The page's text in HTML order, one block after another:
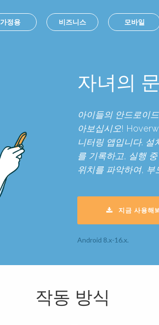
가정용 비즈니스 모바일
자녀의
아이들의 안드로이
아보십시오!
니터링 앱입니다.
를 기록하고, 실행
위치를 파악하여, 부
지금 사용해
Android 8.x-16.x.
작동 방식